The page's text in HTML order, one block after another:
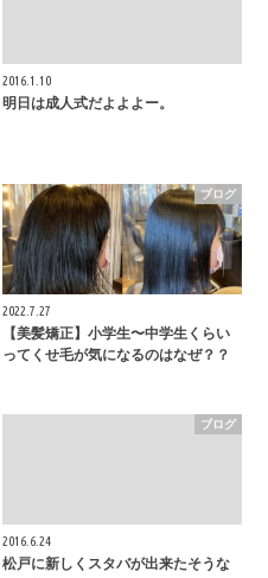
2016.1.10
明日は成人式だよよよー。
ブログ
2022.7.27
【美髪矯正】小学生〜中学生くらい
ってくせ毛が気になるのはなぜ？？
ブログ
2016.6.24
松戸に新しくスタバが出来たそうな